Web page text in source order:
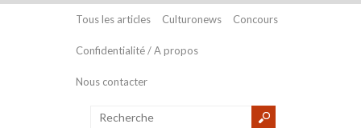
Tous les articles Culturonews Concours
Confidentialité / A propos
Nous contacter